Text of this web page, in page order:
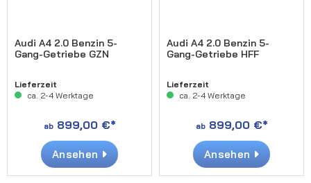
Audi A4 2.0 Benzin 5-
Gang-Getriebe GZN
Lieferzeit
ca. 2-4 Werktage
ab899,00 €*
Ansehen
Audi A4 2.0 Benzin 5-
Gang-Getriebe HFF
Lieferzeit
ca. 2-4 Werktage
ab899,00 €*
Ansehen